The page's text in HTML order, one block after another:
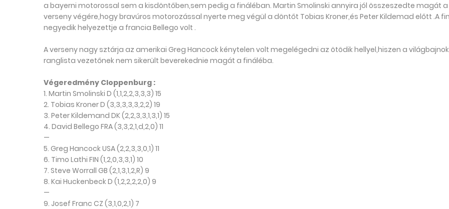
a bayerni motorossal sem a kisdöntőben,sem pedig a fináléban. Martin Smolinski annyira jól összeszedte magát a
verseny végére,hogy bravúros motorozással nyerte meg végül a döntőt Tobias Kroner,és Peter Kildemad előtt .A
negyedik helyezettje a francia Bellego volt .
A verseny nagy sztárja az amerikai Greg Hancock kénytelen volt megelégedni az ötödik hellyel,hiszen a
ranglista vezetőnek nem sikerült beverekednie magát a fináléba.
Végeredmény Cloppenburg :
1. Martin Smolinski D (1,1,2,2,3,3,3) 15
2. Tobias Kroner D (3,3,3,3,3,2,2) 19
3. Peter Kildemand DK (2,2,3,3,1,3,1) 15
4. David Bellego FRA (3,3,2,1,d,2,0) 11
—
5. Greg Hancock USA (2,2,3,3,0,1) 11
6. Timo Lathi FIN (1,2,0,3,3,1) 10
7. Steve Worrall GB (2,1,3,1,2,R) 9
8. Kai Huckenbeck D (1,2,2,2,2,0) 9
—
9. Josef Franc CZ (3,1,0,2,1) 7